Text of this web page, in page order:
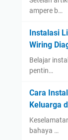
ampere b…
Instalasi
Wiring
Belajar
pentin…
Cara
Keluarga
bahaya …